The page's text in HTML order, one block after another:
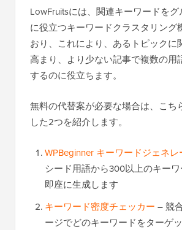
LowFruitsには、関連キーワードを
に役立つキーワードクラスタリング
おり、これにより、あるトピックに
高まり、より少ない記事で複数の用
するのに役立ちます。
無料の代替案が必要な場合は、こち
した2つを紹介します。
WPBeginner キーワードジェネレ
シード用語から300以上のキー
即座に生成します
キーワード密度チェッカー – 競
ージでどのキーワードをターゲ